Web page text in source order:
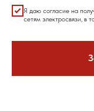
Я даю согласие на
сетям электросвязи,